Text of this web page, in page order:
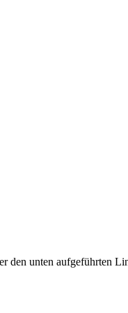
den unten aufgeführten